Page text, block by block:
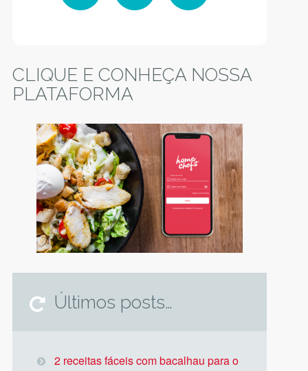
CLIQUE E CONHEÇA NOSSA
PLATAFORMA
Últimos posts…
2 receitas fáceis com bacalhau para o